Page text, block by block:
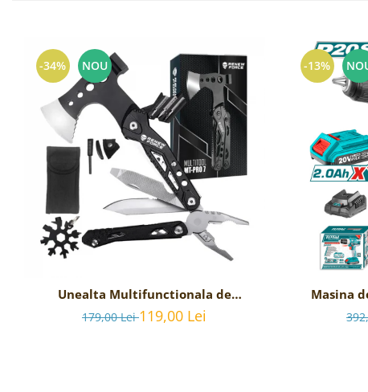
-34% NOU
Unealta Multifunctionala de
supravietuire 17-in-1, model Black
Axe Multi-tool
179,00 Lei119,00 Lei
-13%
Masina